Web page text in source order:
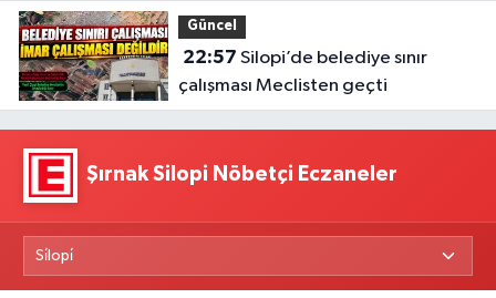
Güncel
22:57
çalışması Meclisten geçti
Şırnak Silopi Nöbetçi Eczaneler